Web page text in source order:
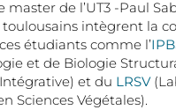
de l’UT3 -Paul
toulousains intègrent la
étudiants comme l’
et de Biologie
et du LRSV
Sciences Végétales).